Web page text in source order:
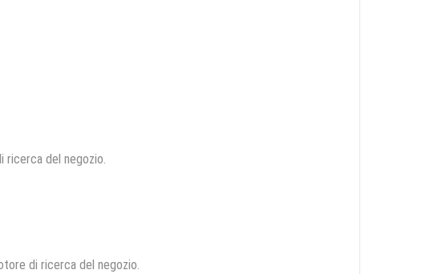
ricerca del negozio.
di ricerca del negozio.